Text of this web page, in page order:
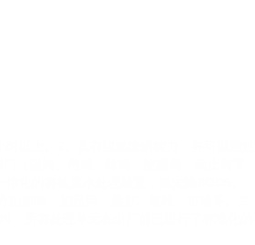
化的有机废水处理装置，集去除BOD5、
影响，如品牌、类别、规格、市场等。关
所有处理单元在出厂前已进行了标准化的